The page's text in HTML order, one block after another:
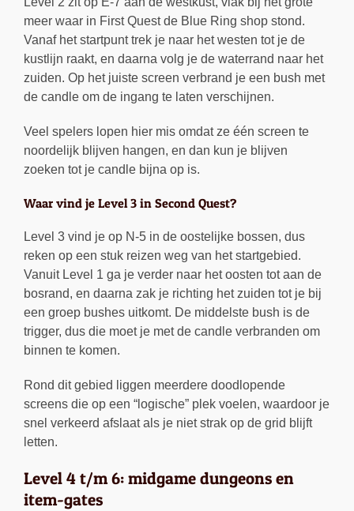
meer waar in First Quest de Blue Ring shop stond.
Vanaf het startpunt trek je naar het westen tot je de
kustlijn raakt, en daarna volg je de waterrand naar het
zuiden. Op het juiste screen verbrand je een bush met
de candle om de ingang te laten verschijnen.
Veel spelers lopen hier mis omdat ze één screen te
noordelijk blijven hangen, en dan kun je blijven
zoeken tot je candle bijna op is.
Waar vind je Level 3 in Second Quest?
Level 3 vind je op N-5 in de oostelijke bossen, dus
reken op een stuk reizen weg van het startgebied.
Vanuit Level 1 ga je verder naar het oosten tot aan de
bosrand, en daarna zak je richting het zuiden tot je bij
een groep bushes uitkomt. De middelste bush is de
trigger, dus die moet je met de candle verbranden om
binnen te komen.
Rond dit gebied liggen meerdere doodlopende
screens die op een “logische” plek voelen, waardoor je
snel verkeerd afslaat als je niet strak op de grid blijft
letten.
Level 4 t/m 6: midgame dungeons en
item-gates